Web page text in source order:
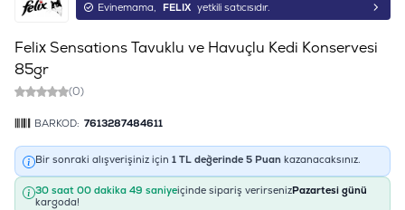
Evinemama, FELIX yetkili satıcısıdır.
Felix Sensations Tavuklu ve Havuçlu Kedi Konservesi
85gr
(0)
BARKOD: 7613287484611
Bir sonraki alışverişiniz için 1 TL değerinde 5 Puan kazanacaksınız.
30 saat 00 dakika 49 saniyeiçinde sipariş verirsenizPazartesi günü
kargoda!